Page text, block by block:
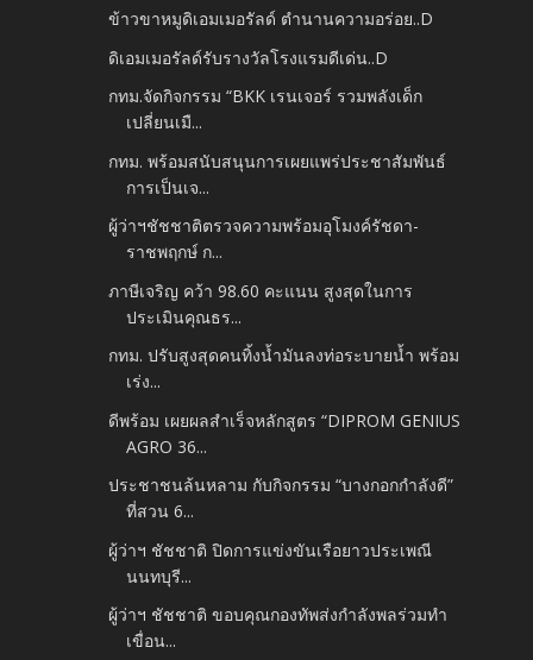
ข้าวขาหมูดิเอมเมอรัลด์ ตำนานความอร่อย..D
ดิเอมเมอรัลด์รับรางวัลโรงแรมดีเด่น..D
กทม.จัดกิจกรรม “BKK เรนเจอร์ รวมพลังเด็ก
เปลี่ยนเมื...
กทม. พร้อมสนับสนุนการเผยแพร่ประชาสัมพันธ์
การเป็นเจ...
ผู้ว่าฯชัชชาติตรวจความพร้อมอุโมงค์รัชดา-
ราชพฤกษ์ ก...
ภาษีเจริญ คว้า 98.60 คะแนน สูงสุดในการ
ประเมินคุณธร...
กทม. ปรับสูงสุดคนทิ้งน้ำมันลงท่อระบายน้ำ พร้อม
เร่ง...
ดีพร้อม เผยผลสำเร็จหลักสูตร “DIPROM GENIUS
AGRO 36...
ประชาชนล้นหลาม กับกิจกรรม “บางกอกกำลังดี”
ที่สวน 6...
ผู้ว่าฯ ชัชชาติ ปิดการแข่งขันเรือยาวประเพณี
นนทบุรี...
ผู้ว่าฯ ชัชชาติ ขอบคุณกองทัพส่งกำลังพลร่วมทำ
เขื่อน...